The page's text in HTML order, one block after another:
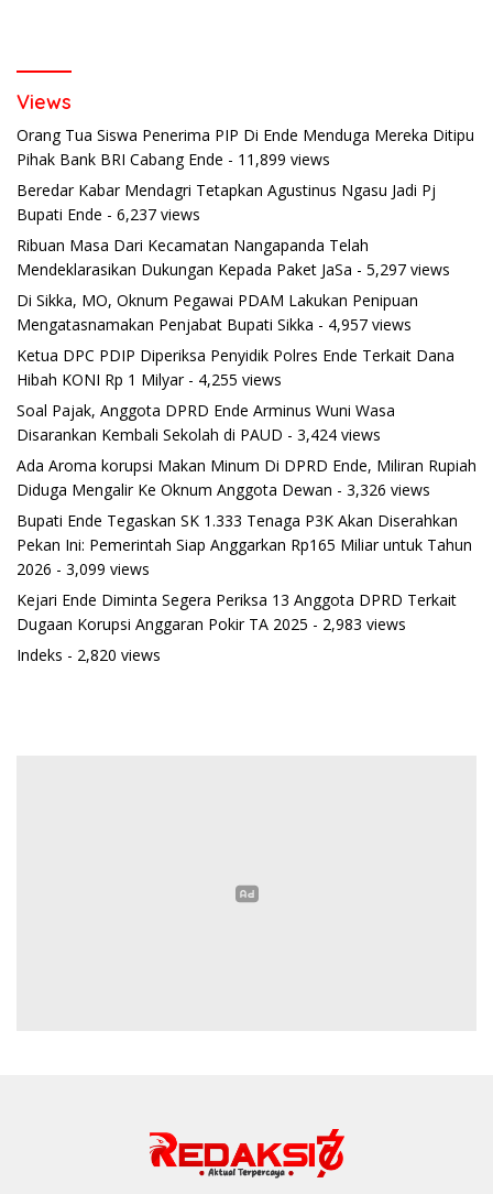
Views
Orang Tua Siswa Penerima PIP Di Ende Menduga Mereka Ditipu
Pihak Bank BRI Cabang Ende - 11,899 views
Beredar Kabar Mendagri Tetapkan Agustinus Ngasu Jadi Pj
Bupati Ende - 6,237 views
Ribuan Masa Dari Kecamatan Nangapanda Telah
Mendeklarasikan Dukungan Kepada Paket JaSa - 5,297 views
Di Sikka, MO, Oknum Pegawai PDAM Lakukan Penipuan
Mengatasnamakan Penjabat Bupati Sikka - 4,957 views
Ketua DPC PDIP Diperiksa Penyidik Polres Ende Terkait Dana
Hibah KONI Rp 1 Milyar- 4,255 views
Soal Pajak, Anggota DPRD Ende Arminus Wuni Wasa
Disarankan Kembali Sekolah di PAUD - 3,424 views
Ada Aroma korupsi Makan Minum Di DPRD Ende, Miliran Rupiah
Diduga Mengalir Ke Oknum Anggota Dewan - 3,326 views
Bupati Ende Tegaskan SK 1.333 Tenaga P3K Akan Diserahkan
Pekan Ini: Pemerintah Siap Anggarkan Rp165 Miliar untuk Tahun
2026 - 3,099 views
Kejari Ende Diminta Segera Periksa 13 Anggota DPRD Terkait
Dugaan Korupsi Anggaran Pokir TA 2025 - 2,983 views
Indeks - 2,820 views